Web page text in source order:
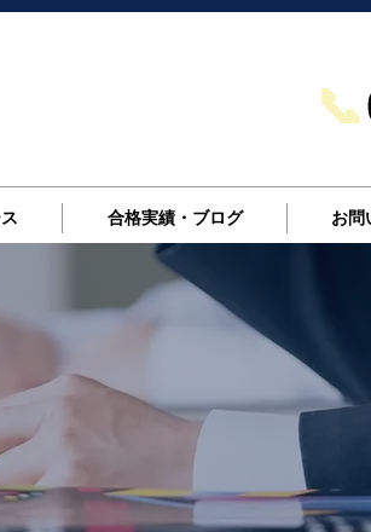
📞
合格実績・ブログ お